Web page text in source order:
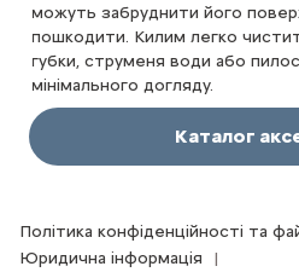
можуть забруднити його
пошкодити. Килим легко
губки, струменя води або
мінімального догляду.
Каталог
Політика конфіденційності та
Юридична інформація